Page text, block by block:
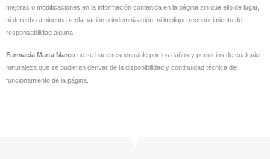
mejoras o modificaciones en la información contenida en la página sin que ello de lugar,
ni derecho a ninguna reclamación o indemnización, ni implique reconocimiento de
responsabilidad alguna.
Farmacia Marta Marco no se hace responsable por los daños y perjuicios de cualquier
naturaleza que se pudieran derivar de la disponibilidad y continuidad técnica del
funcionamiento de la página.